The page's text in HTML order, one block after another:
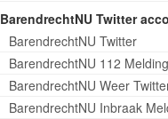
BarendrechtNU Twitter
BarendrechtNU Twitter
BarendrechtNU 112
BarendrechtNU Weer
BarendrechtNU Inbraak